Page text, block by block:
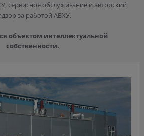
сервисное обслуживание и авторский
за работой АБХУ.
объектом интеллектуальной
собственности.